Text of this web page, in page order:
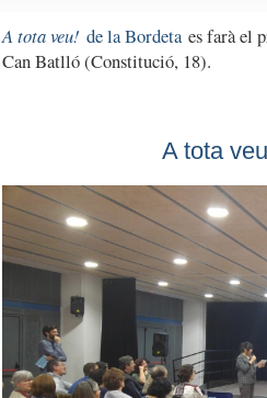
A tota veu! de la Bordetaes farà el
Can Batlló (Constitució, 18).
A tota